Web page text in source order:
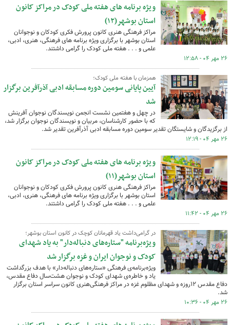
ویژه برنامه های هفته ملی کودک در مراکز کانون
استان بوشهر(۱۲)
مراکز فرهنگی هنری کانون پرورش فکری کودکان و نوجوانان
استان بوشهر با برگزاری ویژه برنامه های فرهنگی، هنری، ادبی،
علمی و . . . هفته ملی کودک را گرامی داشتند.
۲۶ مهر ۰۴ - ۱۲:۵۸
همزمان با هفته ملی کودک؛
آیین پایانی سومین دوره مسابقه ادبی آذرآفرین برگزار
شد
در چهل و هفتمین نشست انجمن نویسندگان نوجوان آفرینش
که با حضور کارشناسان، مربیان و نویسندگان نوجوان برگزار شد،
از برگزیدگان و شایستگان تقدیر سومین دوره مسابقه ادبی آذرآفرین تقدیر شد.
۲۶ مهر ۰۴ - ۱۲:۱۹
ویژه برنامه های هفته ملی کودک در مراکز کانون
استان بوشهر(۱۱)
مراکز فرهنگی هنری کانون پرورش فکری کودکان و نوجوانان
استان بوشهر با برگزاری ویژه برنامه های فرهنگی، هنری، ادبی،
علمی و . . . هفته ملی کودک را گرامی داشتند.
۲۶ مهر ۰۴ - ۱۱:۴۲
در گرامی‌داشت یاد قهرمانان کوچک در کانون استان بوشهر؛
ویژه‌برنامه "ستاره‌های دنباله‌دار" به یاد شهدای
کودک و نوجوان ایران و غزه برگزار شد
ویژه‌برنامه‌ی فرهنگی «ستاره‌های دنباله‌دار» با هدف بزرگداشت
یاد و خاطره‌ی شهدای کودک و نوجوان هشت‌سال دفاع مقدس،
دفاع مقدس ۱۲روزه و شهدای مظلوم غزه در مراکز فرهنگی‌هنری کانون سراسر استان برگزار
شد.
۲۶ مهر ۰۴ - ۱۰:۳۶